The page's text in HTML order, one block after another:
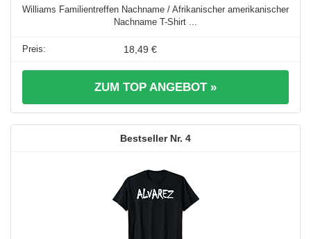
Williams Familientreffen Nachname / Afrikanischer amerikanischer
Nachname T-Shirt ...
18,49 €
ZUM TOP ANGEBOT »
4